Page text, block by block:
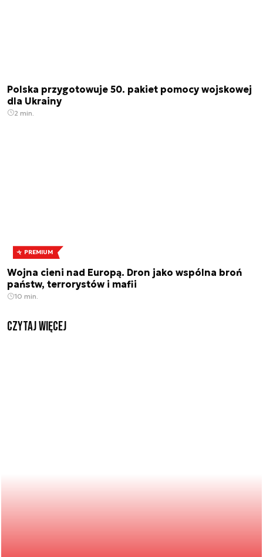
Polska przygotowuje 50. pakiet pomocy wojskowej
dla Ukrainy
2 min.
PREMIUM
Wojna cieni nad Europą. Dron jako wspólna broń
państw, terrorystów i mafii
10 min.
czytaj więcej